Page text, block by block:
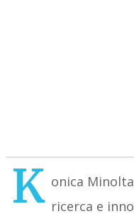
K onica
ricerca e